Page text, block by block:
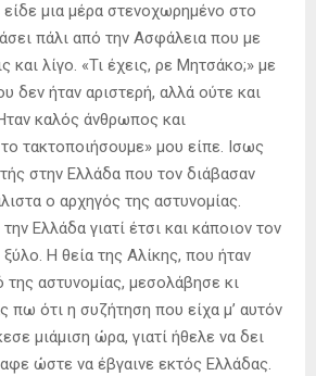
μια μέρα στενοχωρημένο στο
πάλι από την Ασφάλεια που με
και λίγο. «Τι έχεις, ρε Μητσάκο;» με
δεν ήταν αριστερή, αλλά ούτε και
καλός άνθρωπος και
το τακτοποιήσουμε» μου είπε. Ισως
στην Ελλάδα που τον διάβασαν
ο αρχηγός της αστυνομίας.
Ελλάδα γιατί έτσι και κάποιον τον
Η θεία της Αλίκης, που ήταν
της αστυνομίας, μεσολάβησε κι
πω ότι η συζήτηση που είχα μ’ αυτόν
μιάμιση ώρα, γιατί ήθελε να δει
ώστε να έβγαινε εκτός Ελλάδας.